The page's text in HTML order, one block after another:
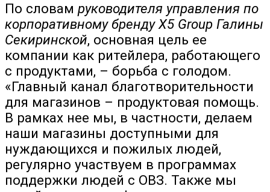
По словам руководителя управления по
корпоративному бренду Х5 Group Галины
Секиринской, основная цель ее
компании как ритейлера, работающего
с продуктами, – борьба с голодом.
«Главный канал благотворительности
для магазинов – продуктовая помощь.
В рамках нее мы, в частности, делаем
наши магазины доступными для
нуждающихся и пожилых людей,
регулярно участвуем в программах
поддержки людей с ОВЗ. Также мы